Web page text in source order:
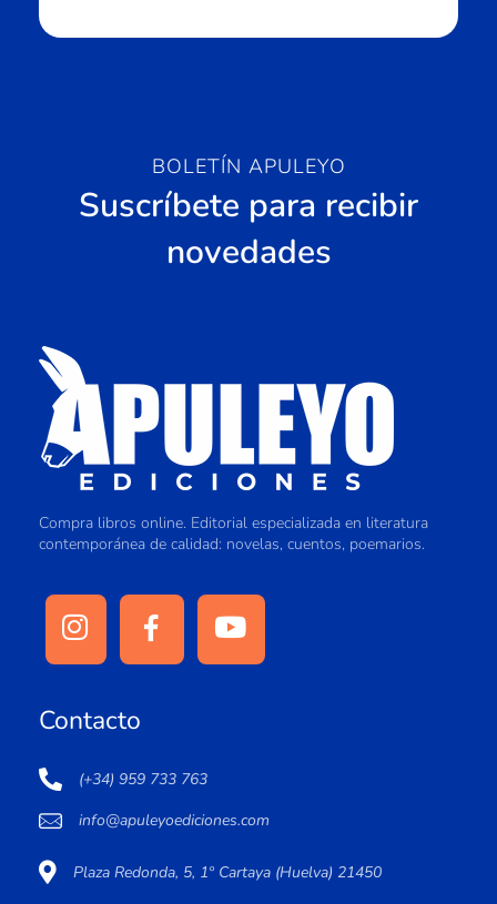
BOLETÍN APULEYO
Suscríbete para recibir
novedades
Compra libros online. Editorial especializada en literatura
contemporánea de calidad: novelas, cuentos, poemarios.
Contacto
(+34) 959 733 763
info@apuleyoediciones.com
Plaza Redonda, 5, 1º Cartaya (Huelva) 21450